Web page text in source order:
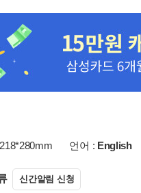
218*280mm 언어 : English
신간알림 신청